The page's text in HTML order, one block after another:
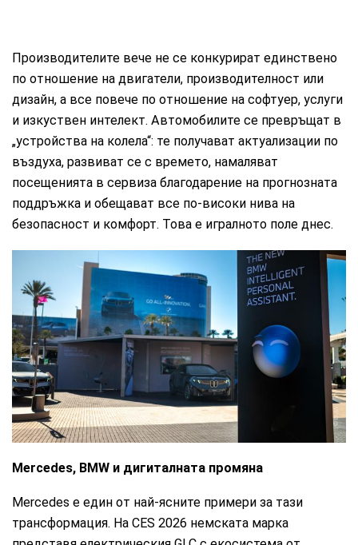
Производителите вече не се конкурират единствено
по отношение на двигатели, производителност или
дизайн, а все повече по отношение на софтуер, услуги
и изкуствен интелект. Автомобилите се превръщат в
„устройства на колела“: те получават актуализации по
въздуха, развиват се с времето, намаляват
посещенията в сервиза благодарение на прогнозната
поддръжка и обещават все по-високи нива на
безопасност и комфорт. Това е игралното поле днес.
BMW
Mercedes, BMW и дигиталната промяна
Mercedes е един от най-ясните примери за тази
трансформация. На CES 2026 немската марка